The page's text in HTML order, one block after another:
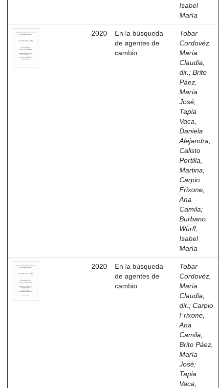
Isabel
María
2020
En la búsqueda
de agentes de
cambio
Tobar
Cordovéz,
María
Claudia,
dir. ; Brito
Páez,
María
José;
Tapia
Vaca,
Daniela
Alejandra;
Calisto
Portilla,
Martina;
Carpio
Frixone,
Ana
Camila;
Burbano
Würfl,
Isabel
María
2020
En la búsqueda
de agentes de
cambio
Tobar
Cordovéz,
María
Claudia,
dir. ; Carpio
Frixone,
Ana
Camila;
Brito Páez,
María
José;
Tapia
Vaca,